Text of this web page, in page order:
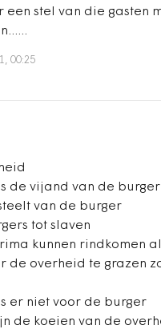
een stel van die gasten
00:25
de vijand van de burger
van de burger
tot slaven
kunnen rindkomen
de overheid te grazen
er niet voor de burger
de koeien van de